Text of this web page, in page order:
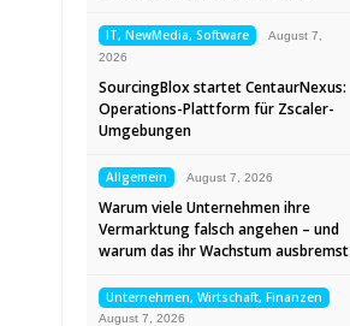
IT, NewMedia, Software
August 7,
2026
SourcingBlox startet CentaurNexus:
Operations-Plattform für Zscaler-
Umgebungen
Allgemein August 7, 2026
Warum viele Unternehmen ihre
Vermarktung falsch angehen – und
warum das ihr Wachstum ausbremst
Unternehmen, Wirtschaft, Finanzen
August 7, 2026